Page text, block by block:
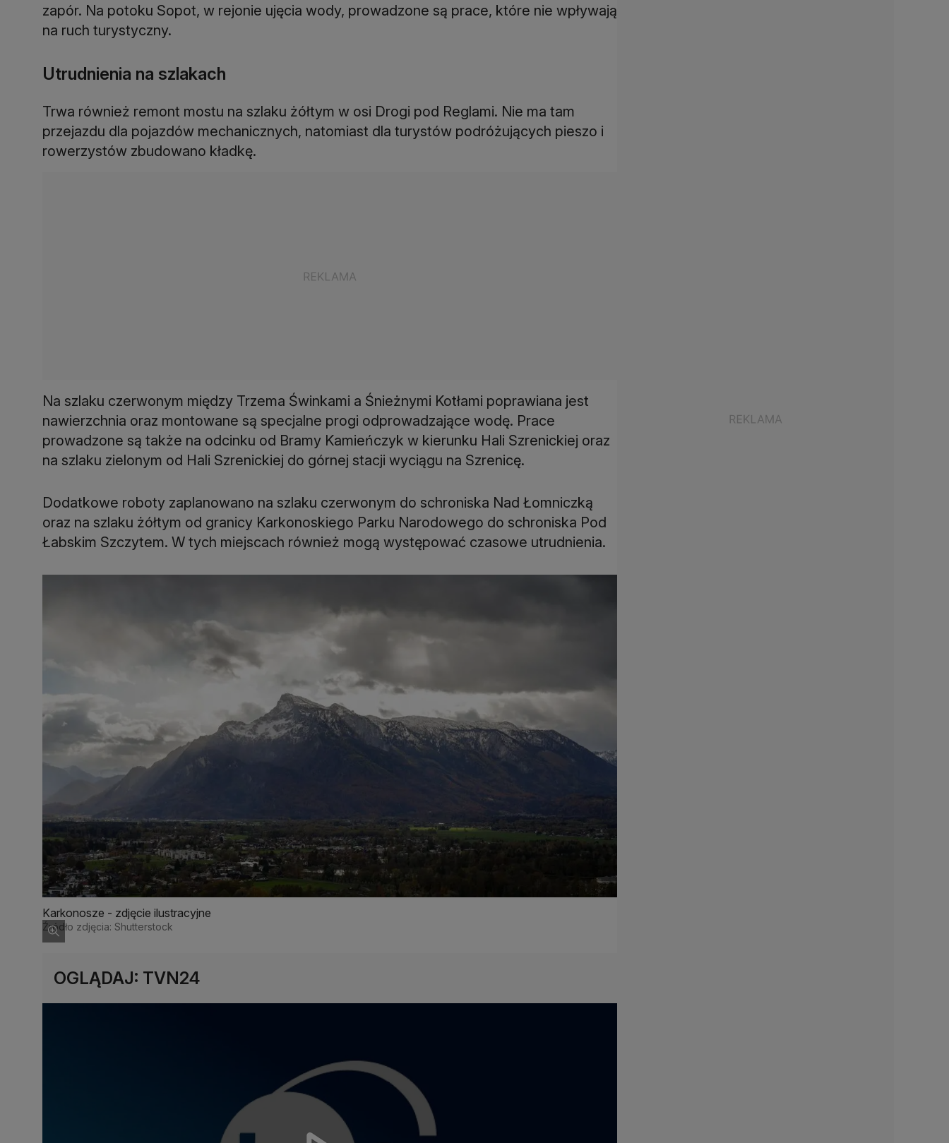
zapór. Na potoku Sopot, w rejonie ujęcia wody, prowadzone są prace, które nie wpływają
na ruch turystyczny.
Utrudnienia na szlakach
Trwa również remont mostu na szlaku żółtym w osi Drogi pod Reglami. Nie ma tam
przejazdu dla pojazdów mechanicznych, natomiast dla turystów podróżujących pieszo i
rowerzystów zbudowano kładkę.
Na szlaku czerwonym między Trzema Świnkami a Śnieżnymi Kotłami poprawiana jest
nawierzchnia oraz montowane są specjalne progi odprowadzające wodę. Prace
prowadzone są także na odcinku od Bramy Kamieńczyk w kierunku Hali Szrenickiej oraz
na szlaku zielonym od Hali Szrenickiej do górnej stacji wyciągu na Szrenicę.
Dodatkowe roboty zaplanowano na szlaku czerwonym do schroniska Nad Łomniczką
oraz na szlaku żółtym od granicy Karkonoskiego Parku Narodowego do schroniska Pod
Łabskim Szczytem. W tych miejscach również mogą występować czasowe utrudnienia.
Karkonosze - zdjęcie ilustracyjne
Źródło zdjęcia: Shutterstock
OGLĄDAJ: TVN24